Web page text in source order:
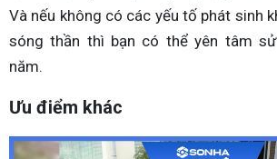
Và nếu không có các yếu tố phát sinh
sóng thần thì bạn có thể yên tâm
năm.
Ưu điểm khác